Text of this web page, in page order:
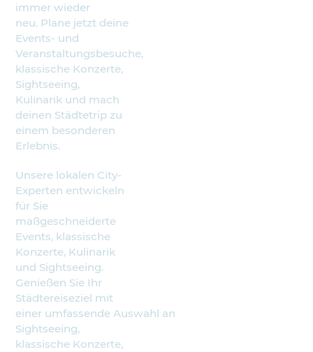
immer wieder
neu. Plane jetzt deine
Events- und
Veranstaltungsbesuche,
klassische Konzerte,
Sightseeing,
Kulinarik und mach
deinen Städtetrip zu
einem besonderen
Erlebnis.
Unsere lokalen City-
Experten entwickeln
für Sie
maßgeschneiderte
Events, klassische
Konzerte, Kulinarik
und Sightseeing.
Genießen Sie Ihr
Städtereiseziel mit
einer umfassende Auswahl an
Sightseeing,
klassische Konzerte,